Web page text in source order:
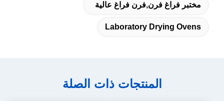
مختبر فراغ فرن,فرن فراغ عالية
Laboratory Drying Ovens
المنتجات ذات الصلة